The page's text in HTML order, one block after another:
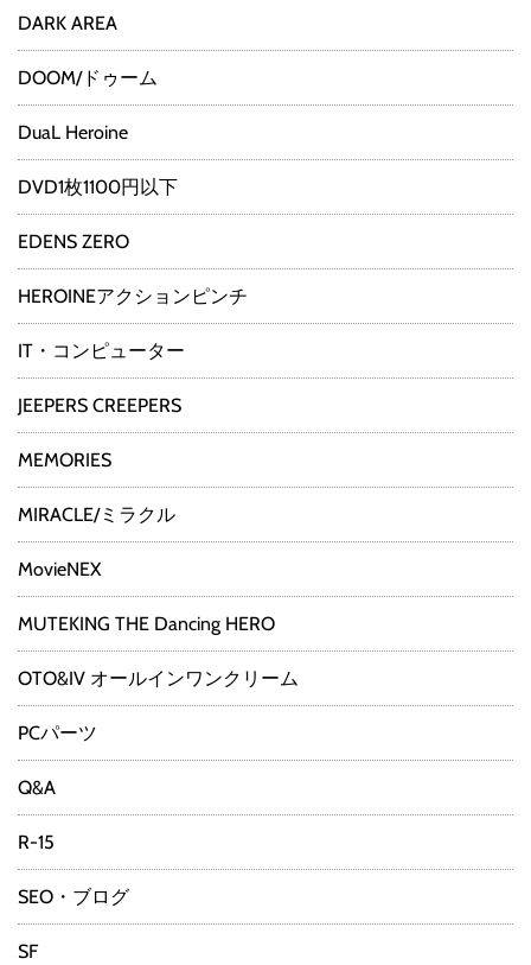
DARK AREA
DOOM/ドゥーム
DuaL Heroine
DVD1枚1100円以下
EDENS ZERO
HEROINEアクションピンチ
IT・コンピューター
JEEPERS CREEPERS
MEMORIES
MIRACLE/ミラクル
MovieNEX
MUTEKING THE Dancing HERO
OTO&IV オールインワンクリーム
PCパーツ
Q&A
R-15
SEO・ブログ
SF